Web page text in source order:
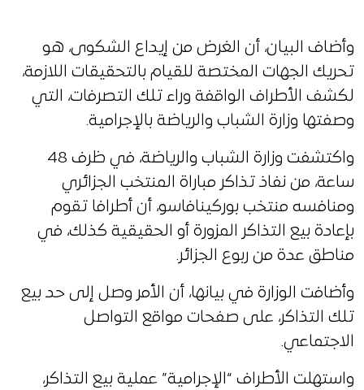
وأضاف البيان، أن الغرض من إيداع الشكوى، هو
تحريك الجهات المختصة للقيام بالتحقيقات اللازمة،
لكشف الأطراف الواقفة وراء تلك التصرفات، التي
وصفتها وزارة الشباب والرياضة بالإجرامية.
واكتشفت وزارة الشباب والرياضة، في ظرف 48
ساعة، من نفاذ تذاكر مباراة المنتخب الجزائري
ومنافسه منتخب بوركينافاسو، أن أطرافا تقوم
بإعادة بيع التذاكر المزورة أو الحقيقية كذلك، في
مناطق عدة من ربوع الجزائر.
وأضافت الوزارة في بيانها، أن الأمر وصل إلى حد بيع
تلك التذاكر، على صفحات مواقع التواصل
الاجتماعي.
واستهلت الأطراف “الإجرامية” عملية بيع التذاكر،